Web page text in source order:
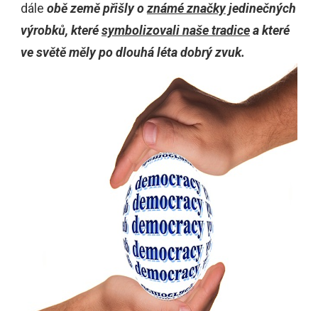
dále obě země přišly oznámé značkyjedinečných
výrobků, kterésymbolizovali naše tradicea které
ve světě měly po dlouhá léta dobrý zvuk.